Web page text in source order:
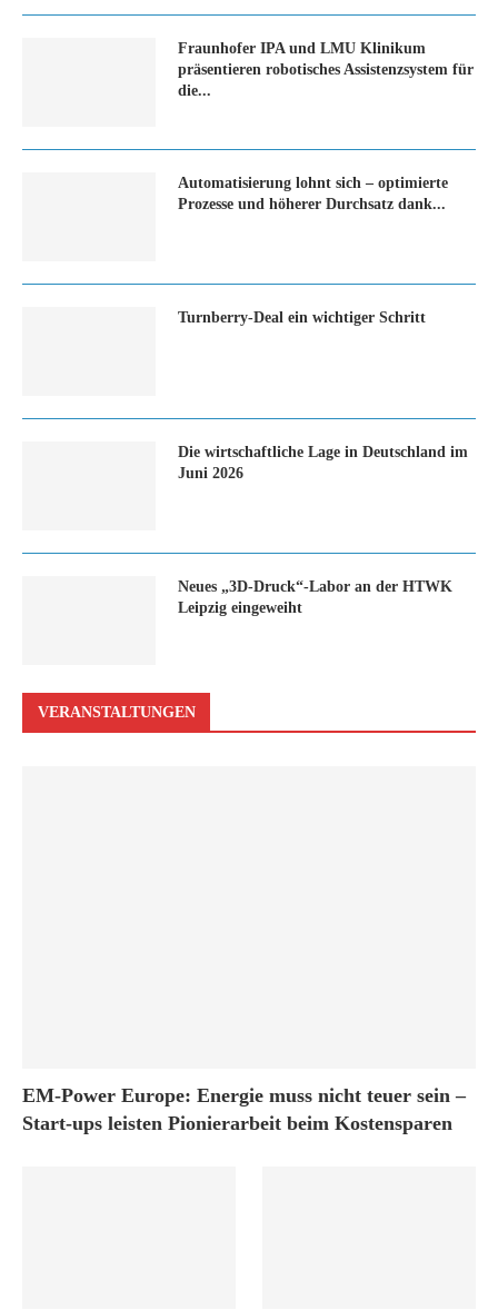
Fraunhofer IPA und LMU Klinikum
präsentieren robotisches Assistenzsystem für
die...
Automatisierung lohnt sich – optimierte
Prozesse und höherer Durchsatz dank...
Turn­ber­ry-Deal ein wich­ti­ger Schritt
Die wirtschaftliche Lage in Deutschland im
Juni 2026
Neues „3D-Druck“-Labor an der HTWK
Leipzig eingeweiht
VERANSTALTUNGEN
EM-Power Europe: Energie muss nicht teuer sein –
Start-ups leisten Pionierarbeit beim Kostensparen